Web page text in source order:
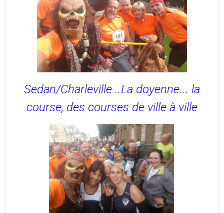
Sedan/Charleville ..La doyenne... la
course, des courses de ville à ville